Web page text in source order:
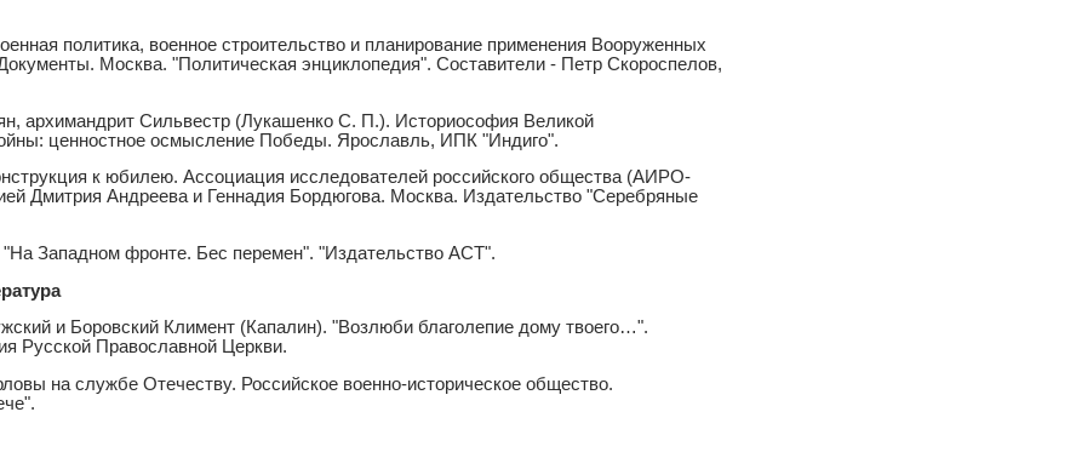
политика, военное строительство и планирование применения Вооруженных
Документы. Москва. "Политическая энциклопедия". Составители - Петр Скороспелов,
архимандрит Сильвестр (Лукашенко С. П.). Историософия Великой
ценностное осмысление Победы. Ярославль, ИПК "Индиго".
к юбилею. Ассоциация исследователей российского общества (АИРО-
Дмитрия Андреева и Геннадия Бордюгова. Москва. Издательство "Серебряные
"На Западном фронте. Бес перемен". "Издательство АСТ".
и Боровский Климент (Капалин). "Возлюби благолепие дому твоего…".
Русской Православной Церкви.
на службе Отечеству. Российское военно-историческое общество.